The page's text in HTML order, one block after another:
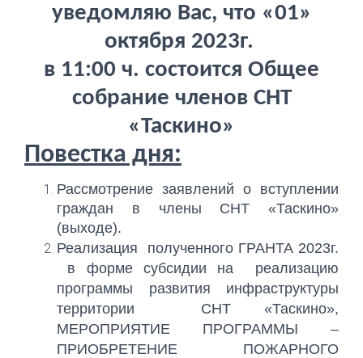
уведомляю Вас, что «01»
октября 2023г.
в 11:00 ч. состоится Общее
собрание членов СНТ
«Таскино»
Повестка дня:
Рассмотрение заявлений о вступлении
граждан в члены СНТ «Таскино»
(выходе).
Реализация полученного ГРАНТА 2023г.
в форме субсидии на реализацию
программы развития инфраструктуры
территории СНТ «Таскино»,
МЕРОПРИЯТИЕ ПРОГРАММЫ –
ПРИОБРЕТЕНИЕ ПОЖАРНОГО